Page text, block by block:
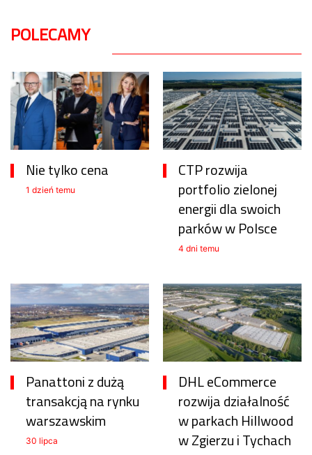
POLECAMY
Nie tylko cena
1 dzień temu
CTP rozwija
portfolio zielonej
energii dla swoich
parków w Polsce
4 dni temu
Panattoni z dużą
transakcją na rynku
warszawskim
30 lipca
DHL eCommerce
rozwija działalność
w parkach Hillwood
w Zgierzu i Tychach